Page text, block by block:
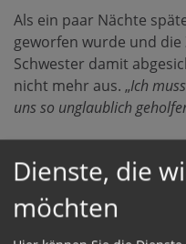
Als ein paar Nächte
geworfen wurde und
Schwester damit
nicht mehr aus. „Ich
uns so unglaublich
dauerte nicht lange, da
weiteren Goldklumpen
sprang auf und rannte
hast meine Töchter vor
Dienste, die
möchten